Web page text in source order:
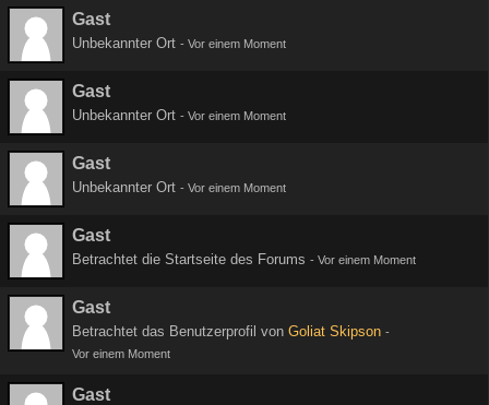
Gast
Unbekannter Ort - Vor einem Moment
Gast
Unbekannter Ort - Vor einem Moment
Gast
Unbekannter Ort - Vor einem Moment
Gast
Betrachtet die Startseite des Forums - Vor einem Moment
Gast
Betrachtet das Benutzerprofil von Goliat Skipson -
Vor einem Moment
Gast